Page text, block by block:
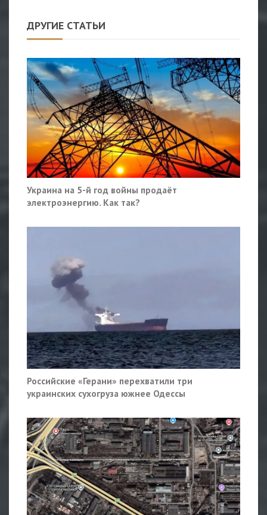
ДРУГИЕ СТАТЬИ
Украина на 5-й год войны продаёт
электроэнергию. Как так?
Российские «Герани» перехватили три
украинских сухогруза южнее Одессы